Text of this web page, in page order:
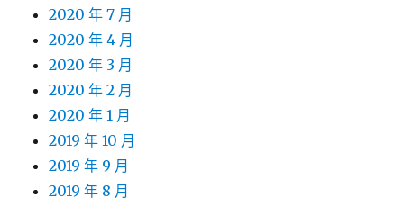
2020 年 7 月
2020 年 4 月
2020 年 3 月
2020 年 2 月
2020 年 1 月
2019 年 10 月
2019 年 9 月
2019 年 8 月